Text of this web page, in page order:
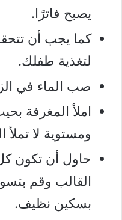
يصبح فاترًا.
كما يجب أن
لتغذية طفلك.
صب الماء في
املأ المغرفة
ومستوية لا تملأ
حاول أن تكون
القالب وقم
بسكين نظيف.